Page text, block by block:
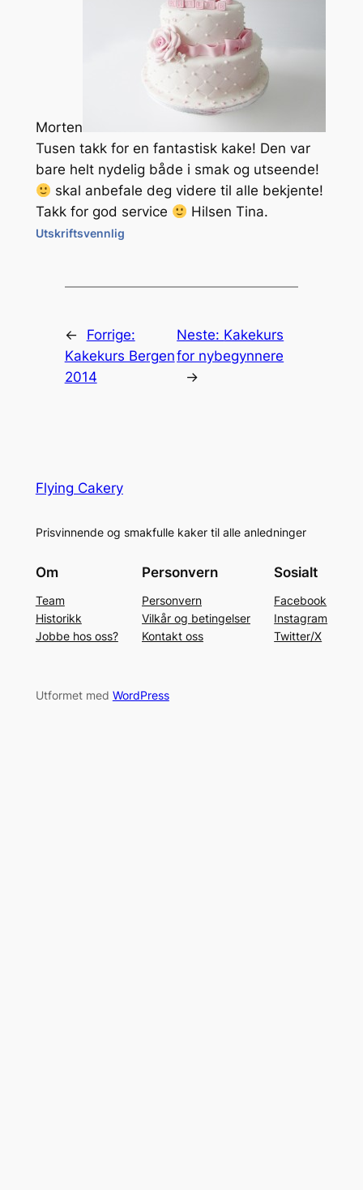
Morten
Tusen takk for en fantastisk kake! Den var
bare helt nydelig både i smak og utseende!
skal anbefale deg videre til alle bekjente!
Takk for god service
Hilsen Tina.
Utskriftsvennlig
←
Forrige:
Kakekurs Bergen
2014
Neste: Kakekurs
for nybegynnere
→
Flying Cakery
Prisvinnende og smakfulle kaker til alle anledninger
Om
Team
Historikk
Jobbe hos oss?
Personvern
Personvern
Vilkår og betingelser
Kontakt oss
Sosialt
Facebook
Instagram
Twitter/X
Utformet med WordPress